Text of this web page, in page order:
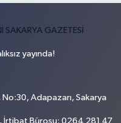
yayında!
Adapazarı, Sakarya
İrtibat Bürosu: 0264 281 47